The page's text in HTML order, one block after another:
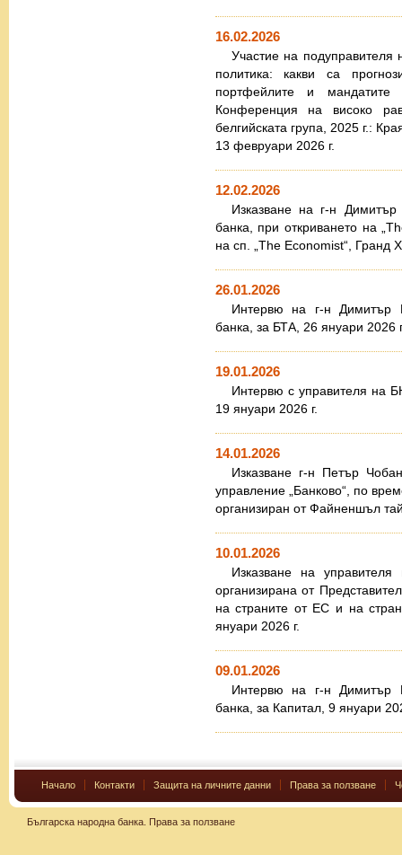
16.02.2026
Участие на
политика: какви са
портфейлите и
Конференция на високо
белгийската група, 2025 г.:
13 февруари 2026 г.
12.02.2026
Изказване на г-н
банка, при откриването на
на сп. „The Economist“,
26.01.2026
Интервю на г-н Димитър
банка, за БТА, 26 януари 2026
19.01.2026
Интервю с управителя на
19 януари 2026 г.
14.01.2026
Изказване г-н Петър
управление „Банково“, по
организиран от Файненшъл
10.01.2026
Изказване на
организирана от
на страните от ЕС и на
януари 2026 г.
09.01.2026
Интервю на г-н Димитър
банка, за Капитал, 9 януари
Начало Контакти Защита на личните данни Права за ползване
Българска народна банка. Права за ползване